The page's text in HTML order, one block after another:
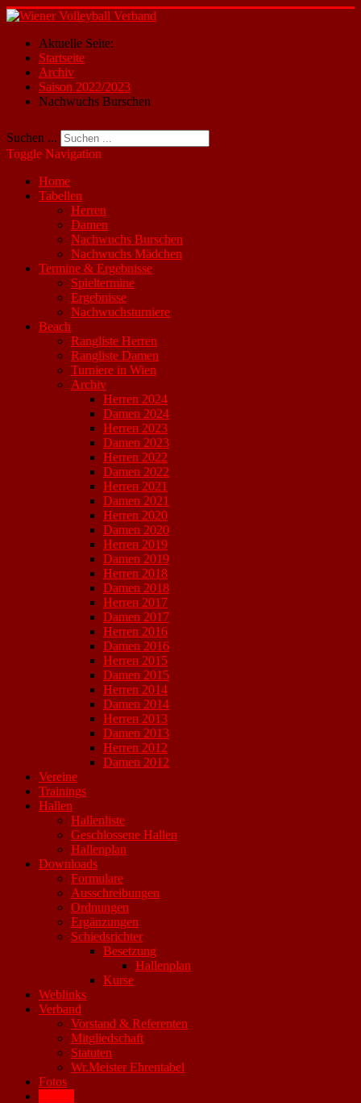
Aktuelle Seite:
Startseite
Archiv
Saison 2022/2023
Nachwuchs Burschen
Suchen ...
Toggle Navigation
Home
Tabellen
Herren
Damen
Nachwuchs Burschen
Nachwuchs Mädchen
Termine & Ergebnisse
Spieltermine
Ergebnisse
Nachwuchsturniere
Beach
Rangliste Herren
Rangliste Damen
Turniere in Wien
Archiv
Herren 2024
Damen 2024
Herren 2023
Damen 2023
Herren 2022
Damen 2022
Herren 2021
Damen 2021
Herren 2020
Damen 2020
Herren 2019
Damen 2019
Herren 2018
Damen 2018
Herren 2017
Damen 2017
Herren 2016
Damen 2016
Herren 2015
Damen 2015
Herren 2014
Damen 2014
Herren 2013
Damen 2013
Herren 2012
Damen 2012
Vereine
Trainings
Hallen
Hallenliste
Geschlossene Hallen
Hallenplan
Downloads
Formulare
Ausschreibungen
Ordnungen
Ergänzungen
Schiedsrichter
Besetzung
Hallenplan
Kurse
Weblinks
Verband
Vorstand & Referenten
Mitgliedschaft
Statuten
Wr.Meister Ehrentabel
Fotos